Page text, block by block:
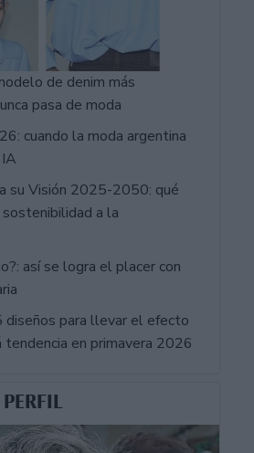
de denim más
pasa de moda
cuando la moda argentina
su Visión 2025-2050: qué
a la
así se logra el placer con
diseños para llevar el efecto
tendencia en primavera 2026